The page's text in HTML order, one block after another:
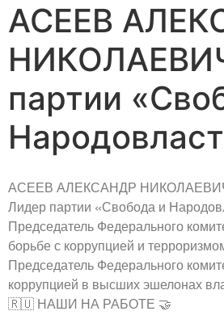
АСЕЕВ
партии
АСЕЕВ АЛЕКСАНДР
Лидер партии «Свобода и
Председатель Федерального
борьбе с коррупцией и
Председатель Федерального
коррупцией в высших эшелонах
🇷🇺 НАШИ НА РАБОТЕ 🤝